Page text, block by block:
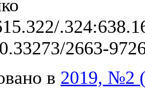
2663-
в 2019, №2